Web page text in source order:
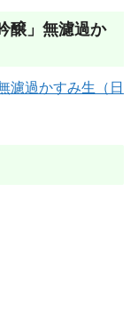
醸」無濾過か
濾過かすみ生（日